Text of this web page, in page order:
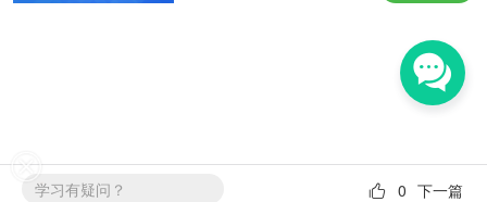
学习有疑问？ 下一篇
0